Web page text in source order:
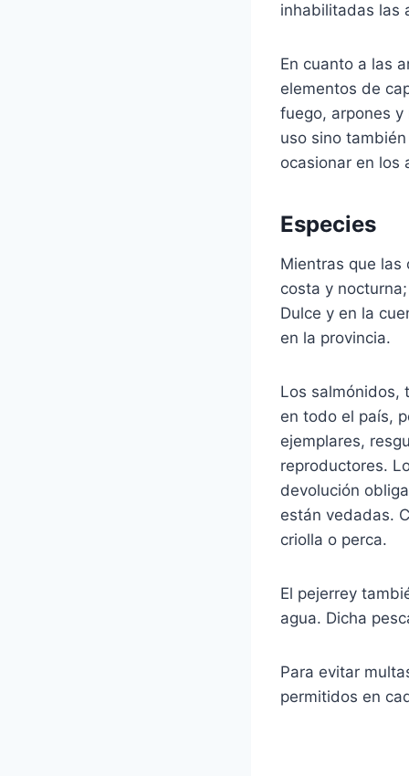
inhabilitadas las
En cuanto a las
elementos de
fuego, arpones
uso sino
ocasionar en los
Especies
Mientras que las
costa y
Dulce y en la
en la provincia.
Los salmónidos,
en todo el país,
ejemplares,
reproductores.
devolución
están vedadas.
criolla o perca.
El pejerrey
agua. Dicha
Para evitar
permitidos en